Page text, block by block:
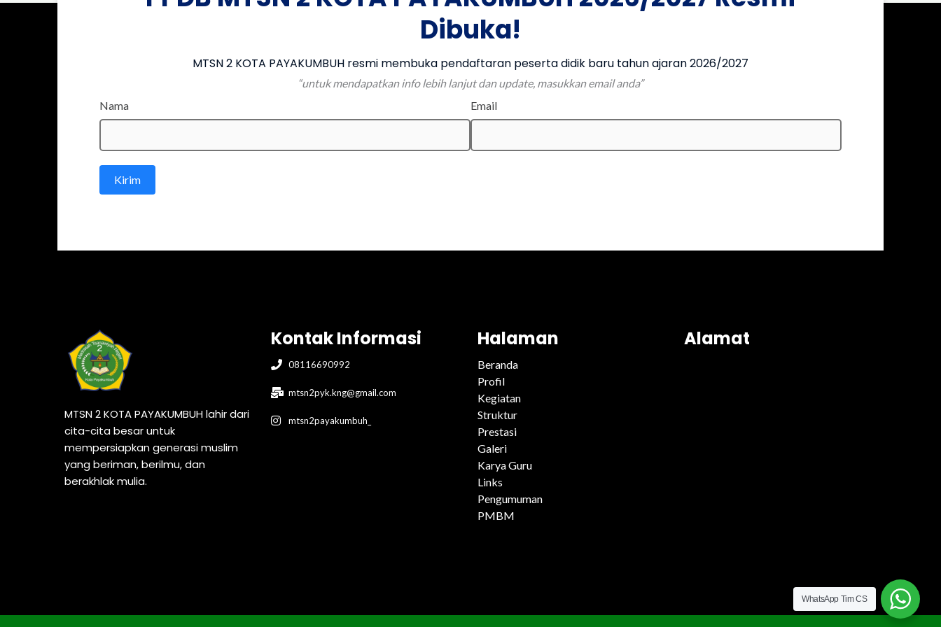
Dibuka!
MTSN 2 KOTA PAYAKUMBUH resmi membuka pendaftaran peserta didik baru tahun ajaran 2026/2027
“untuk mendapatkan info lebih lanjut dan update, masukkan email anda”
Nama
Email
Kirim
MTSN 2 KOTA PAYAKUMBUH lahir dari
cita-cita besar untuk
mempersiapkan generasi muslim
yang beriman, berilmu, dan
berakhlak mulia.
Kontak Informasi
08116690992
mtsn2pyk.kng@gmail.com
mtsn2payakumbuh_
Halaman
Beranda
Profil
Kegiatan
Struktur
Prestasi
Galeri
Karya Guru
Links
Pengumuman
PMBM
Alamat
WhatsApp Tim CS